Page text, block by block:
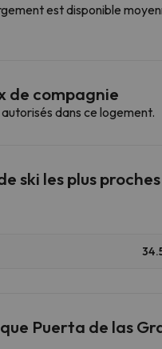
est disponible
de compagnie
dans ce logement.
ski les plus proches
Puerta de las